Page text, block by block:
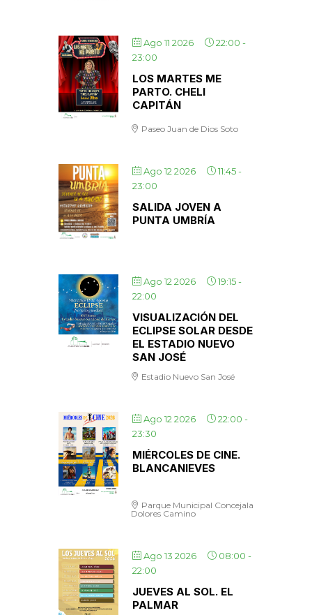
Ago 11 2026 22:00 -
23:00
LOS MARTES ME
PARTO. CHELI
CAPITÁN
Paseo Juan de Dios Soto
Ago 12 2026 11:45-
23:00
SALIDA JOVEN A
PUNTA UMBRÍA
Ago 12 2026 19:15-
22:00
VISUALIZACIÓN DEL
ECLIPSE SOLAR DESDE
EL ESTADIO NUEVO
SAN JOSÉ
Estadio Nuevo San José
Ago 12 2026 22:00 -
23:30
MIÉRCOLES DE CINE.
BLANCANIEVES
Parque Municipal Concejala
Dolores Camino
Ago 13 2026 08:00 -
22:00
JUEVES AL SOL. EL
PALMAR